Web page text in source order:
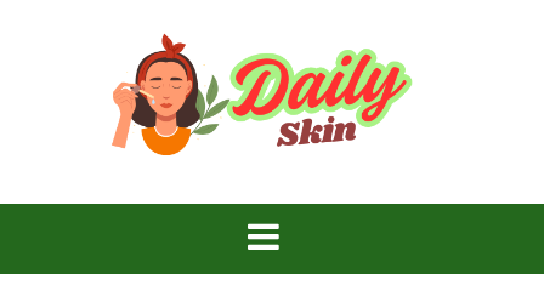
Daily Skin